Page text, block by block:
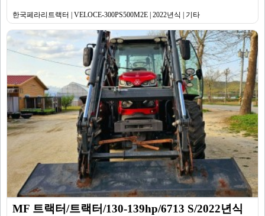
한국페라리트랙터 | VELOCE-300PS500M2E | 2022년식 | 기타
MF 트랙터/트랙터/130-139hp/6713 S/2022년식